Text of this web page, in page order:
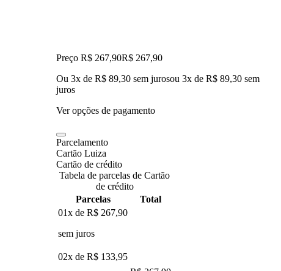
Preço R$ 267,90R$ 267,90
Ou 3x de R$ 89,30 sem jurosou 3x de R$ 89,30 sem
juros
Ver opções de pagamento
Parcelamento
Cartão Luiza
Cartão de crédito
Tabela de parcelas de Cartão
de crédito
Parcelas
Total
01x de R$ 267,90
sem juros
02x de R$ 133,95